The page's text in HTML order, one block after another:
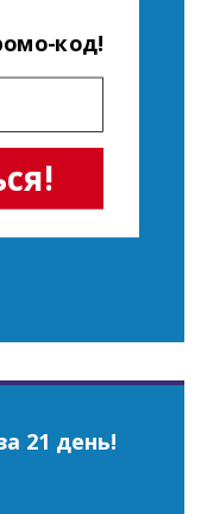
код!
21 день!